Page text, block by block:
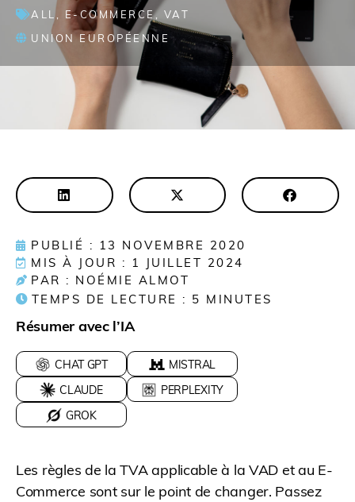
ALL
E-COMMERCE, VAT
UNION EUROPÉENNE
PUBLIÉ : 13 NOVEMBRE 2020
MIS À JOUR : 1 JUILLET 2024
PAR : NOÉMIE ALMOT
TEMPS DE LECTURE : 5 MINUTES
Résumer avec l’IA
CHAT GPT
MISTRAL
CLAUDE
PERPLEXITY
GROK
Les règles de la TVA applicable à la VAD et au E-
Commerce sont sur le point de changer. Passez